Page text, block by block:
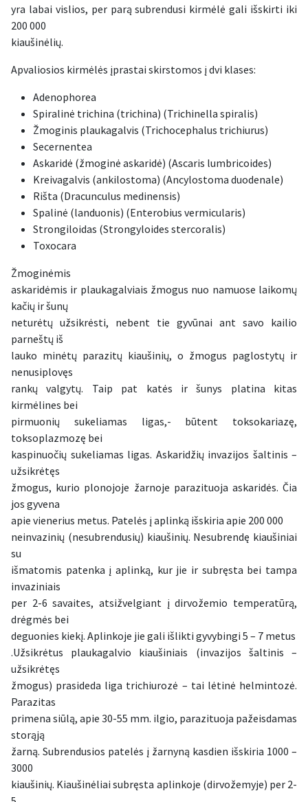
yra labai vislios, per parą subrendusi kirmėlė gali išskirti iki
200 000
kiaušinėlių.
Apvaliosios kirmėlės įprastai skirstomos į dvi klases:
Adenophorea
Spiralinė trichina (trichina) (Trichinella spiralis)
Žmoginis plaukagalvis (Trichocephalus trichiurus)
Secernentea
Askaridė (žmoginė askaridė) (Ascaris lumbricoides)
Kreivagalvis (ankilostoma) (Ancylostoma duodenale)
Rišta (Dracunculus medinensis)
Spalinė (landuonis) (Enterobius vermicularis)
Strongiloidas (Strongyloides stercoralis)
Toxocara
Žmoginėmis
askaridėmis ir plaukagalviais žmogus nuo namuose laikomų
kačių ir šunų
neturėtų užsikrėsti, nebent tie gyvūnai ant savo kailio
parneštų iš
lauko minėtų parazitų kiaušinių, o žmogus paglostytų ir
nenusiplovęs
rankų valgytų. Taip pat katės ir šunys platina kitas
kirmėlines bei
pirmuonių sukeliamas ligas,- būtent toksokariazę,
toksoplazmozę bei
kaspinuočių sukeliamas ligas. Askaridžių invazijos šaltinis –
užsikrėtęs
žmogus, kurio plonojoje žarnoje parazituoja askaridės. Čia
jos gyvena
apie vienerius metus. Patelės į aplinką išskiria apie 200 000
neinvazinių (nesubrendusių) kiaušinių. Nesubrendę kiaušiniai
su
išmatomis patenka į aplinką, kur jie ir subręsta bei tampa
invaziniais
per 2-6 savaites, atsižvelgiant į dirvožemio temperatūrą,
drėgmės bei
deguonies kiekį. Aplinkoje jie gali išlikti gyvybingi 5 – 7 metus
.Užsikrėtus plaukagalvio kiaušiniais (invazijos šaltinis –
užsikrėtęs
žmogus) prasideda liga trichiurozė – tai lėtinė helmintozė.
Parazitas
primena siūlą, apie 30-55 mm. ilgio, parazituoja pažeisdamas
storąją
žarną. Subrendusios patelės į žarnyną kasdien išskiria 1000 –
3000
kiaušinių. Kiaušinėliai subręsta aplinkoje (dirvožemyje) per 2-